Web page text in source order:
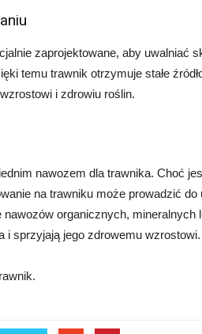
zaprojektowane, aby uwalniać
temu trawnik otrzymuje stałe
i zdrowiu roślin.
nawozem dla trawnika. Choć
na trawniku może prowadzić do
organicznych, mineralnych
i sprzyjają jego zdrowemu wzrostowi.